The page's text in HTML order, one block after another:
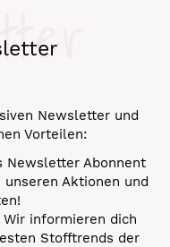
Newsletter und
Vorteilen:
Newsletter Abonnent
Aktionen und
informieren dich
Stofftrends der